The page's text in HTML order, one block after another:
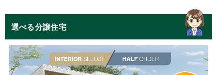
選べる分譲住宅